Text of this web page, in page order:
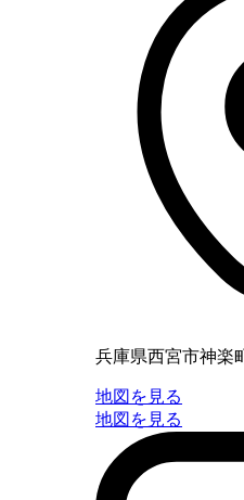
兵庫県西宮市神楽
地図を見る
地図を見る